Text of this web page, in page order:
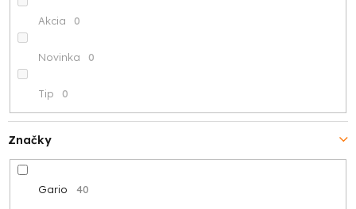
k
o
v
Akcia 0
Novinka 0
Tip 0
Značky
Gario 40